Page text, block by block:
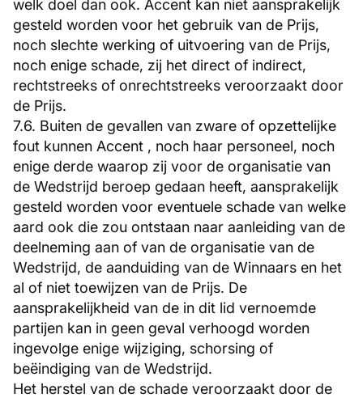
welk doel dan ook. Accent kan niet aansprakelijk
gesteld worden voor het gebruik van de Prijs,
noch slechte werking of uitvoering van de Prijs,
noch enige schade, zij het direct of indirect,
rechtstreeks of onrechtstreeks veroorzaakt door
de Prijs.
7.6. Buiten de gevallen van zware of opzettelijke
fout kunnen Accent , noch haar personeel, noch
enige derde waarop zij voor de organisatie van
de Wedstrijd beroep gedaan heeft, aansprakelijk
gesteld worden voor eventuele schade van welke
aard ook die zou ontstaan naar aanleiding van de
deelneming aan of van de organisatie van de
Wedstrijd, de aanduiding van de Winnaars en het
al of niet toewijzen van de Prijs. De
aansprakelijkheid van de in dit lid vernoemde
partijen kan in geen geval verhoogd worden
ingevolge enige wijziging, schorsing of
beëindiging van de Wedstrijd.
Het herstel van de schade veroorzaakt door de